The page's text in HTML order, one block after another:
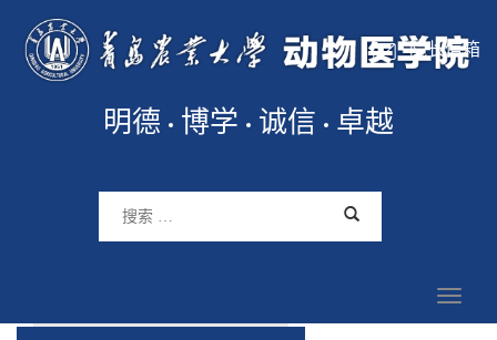
院长信箱
明德 博学 诚信 卓越